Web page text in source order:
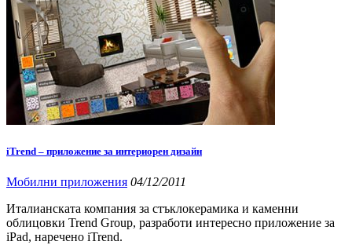
iTrend – приложение за интериорен дизайн
Мобилни приложения 04/12/2011
Италианската компания за стъклокерамика и каменни
облицовки Trend Group, разработи интересно приложение за
iPad, наречено iTrend.